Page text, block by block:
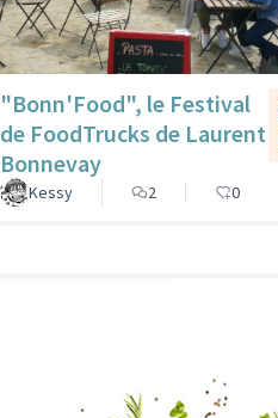
"Bonn'Food", le Festival
de FoodTrucks de Laurent
Bonnevay
Kessy 2 0